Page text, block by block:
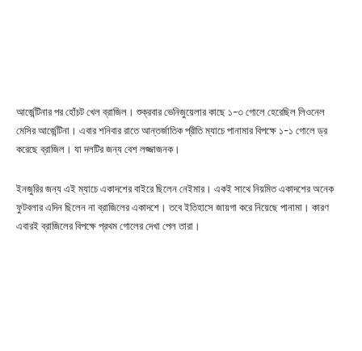
আর্জেন্টিনার পর হোঁচট খেল ব্রাজিল। শুক্রবার ভেনিজুয়েলার কাছে ১-৩ গোলে হেরেছিল লিওনেল
মেসির আর্জেন্টিনা। এবার শনিবার রাতে আন্তর্জাতিক প্রীতি ম্যাচে পানামার বিপক্ষে ১-১ গোলে ড্র
করেছে ব্রাজিল। যা দলটির জন্য বেশ লজ্জাজনক।
ইনজুরির জন্য এই ম্যাচে একাদশের বাইরে ছিলেন নেইমার। একই সাথে নিয়মিত একাদশের অনেক
ফুটবলার এদিন ছিলেন না ব্রাজিলের একাদশে। তবে ইতিহাসে জায়গা করে নিয়েছে পানামা। কারণ
এবারই ব্রাজিলের বিপক্ষে প্রথম গোলের দেখা পেল তারা।